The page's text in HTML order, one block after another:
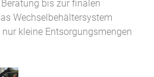
bis zur finalen
Wechselbehältersystem
nur kleine Entsorgungsmengen